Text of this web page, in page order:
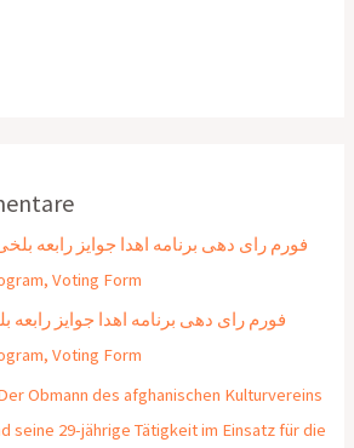
فورم رای دهی برنامه اهدا جوایز رابعه
Voting Form
فورم رای دهی برنامه اهدا جوایز رابعه
Voting Form
Obmann des afghanischen Kulturvereins
seine 29-jährige Tätigkeit im Einsatz für die